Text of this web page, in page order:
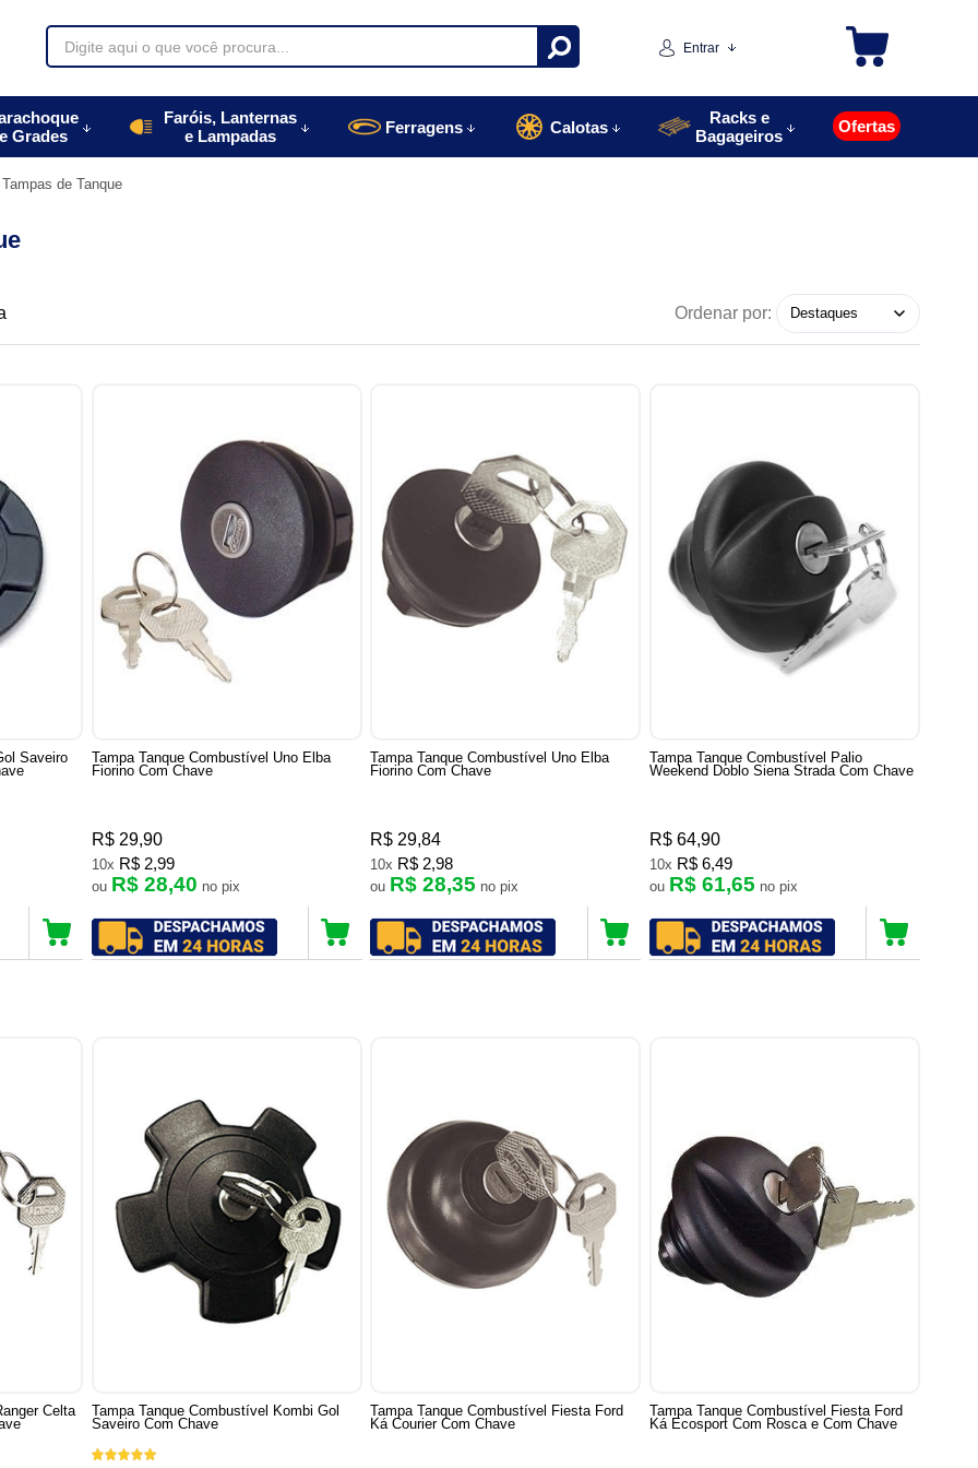
Entrar
Grades
Faróis, Lanternas
e Lampadas
Ferragens Calotas
Racks e
Bagageiros
Ofertas
Tampas de Tanque
Ordenar por:
Saveiro
Tampa Tanque Combustível Uno Elba
Fiorino Com Chave
R$ 29,90
10x R$ 2,99
ou R$ 28,40 no pix
Tampa Tanque Combustível Uno Elba
Fiorino Com Chave
R$ 29,84
10x R$ 2,98
ou R$ 28,35 no pix
Tampa Tanque Combustível Palio
Weekend Doblo Siena Strada Com Chave
R$ 64,90
10x R$ 6,49
ou R$ 61,65 no pix
Celta
Tampa Tanque Combustível Kombi Gol
Saveiro Com Chave
Tampa Tanque Combustível Fiesta Ford
Ká Courier Com Chave
Tampa Tanque Combustível Fiesta Ford
Ká Ecosport Com Rosca e Com Chave